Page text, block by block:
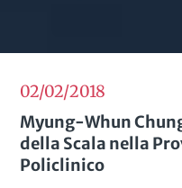
02/022018
Myung-Whun
della Scala nella
Policlinico